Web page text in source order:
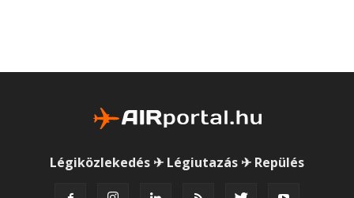
Légiközlekedés ✈ Légiutazás ✈ Repülés